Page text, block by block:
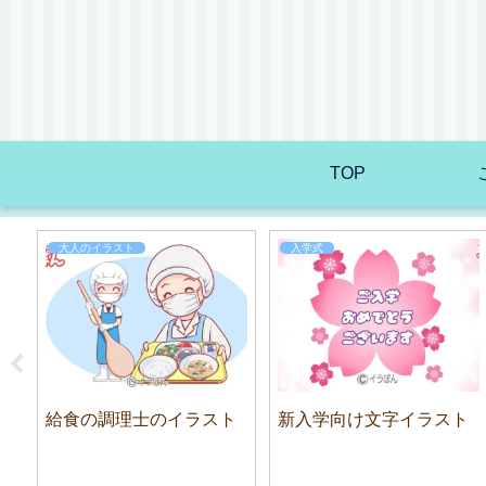
TOP
大人のイラスト
給食の調理士のイラスト
入学式
新入学向け文字イラスト